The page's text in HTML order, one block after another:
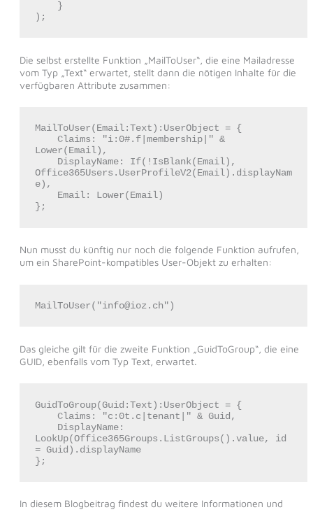
);
Die selbst erstellte Funktion „MailToUser“, die eine Mailadresse
vom Typ „Text“ erwartet, stellt dann die nötigen Inhalte für die
verfügbaren Attribute zusammen:
MailToUser(Email:Text):UserObject = {
Lower(Email),
Office365Users.UserProfileV2(Email).displayNam
e),
};
Nun musst du künftig nur noch die folgende Funktion aufrufen,
um ein SharePoint-kompatibles User-Objekt zu erhalten:
MailToUser("info@ioz.ch")
Das gleiche gilt für die zweite Funktion „GuidToGroup“, die eine
GUID, ebenfalls vom Typ Text, erwartet.
GuidToGroup(Guid:Text):UserObject = {
LookUp(Office365Groups.ListGroups().value, id
= Guid).displayName
};
In diesem Blogbeitrag findest du weitere Informationen und